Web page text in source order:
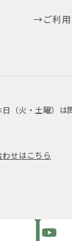
ご利
（火・土曜）は
せはこちら